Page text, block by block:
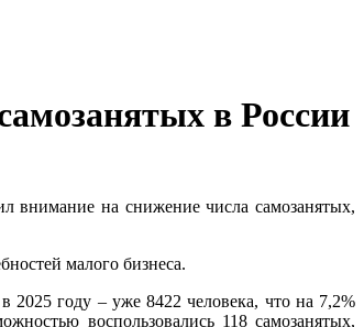
в России
внимание на снижение числа самозанятых,
малого бизнеса.
2025 году – уже 8422 человека, что на 7,2%
воспользовались 118 самозанятых,